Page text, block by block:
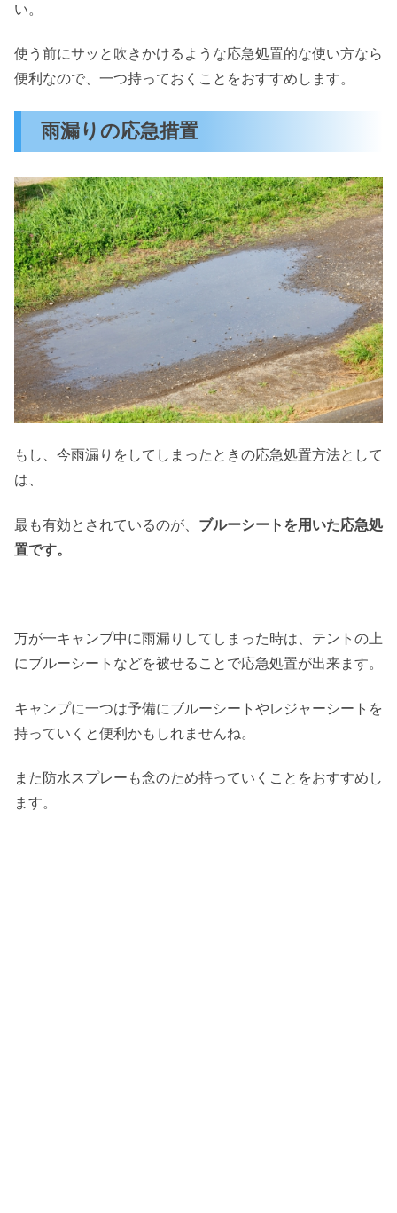
い。
使う前にサッと吹きかけるような応急処置的な使い方なら
便利なので、一つ持っておくことをおすすめします。
雨漏りの応急措置
もし、今雨漏りをしてしまったときの応急処置方法として
は、
最も有効とされているのが、 ブルーシートを用いた応急処
置です。
万が一キャンプ中に雨漏りしてしまった時は、テントの上
にブルーシートなどを被せることで応急処置が出来ます。
キャンプに一つは予備にブルーシートやレジャーシートを
持っていくと便利かもしれませんね。
また防水スプレーも念のため持っていくことをおすすめし
ます。